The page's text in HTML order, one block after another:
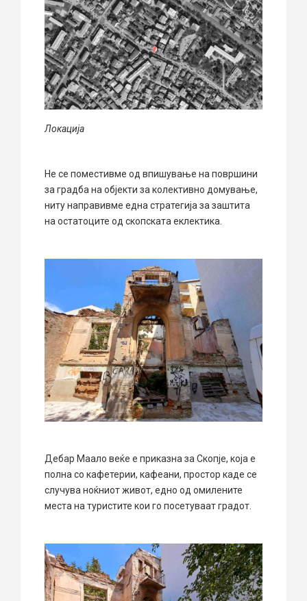
Локација
Не се поместивме од впишување на површини
за градба на објекти за колективно домување,
ниту направивме една стратегија за заштита
на остатоците од скопската еклектика.
Дебар Маало веќе е приказна за Скопје, која е
полна со кафетерии, кафеани, простор каде се
случува ноќниот живот, едно од омилените
места на туристите кои го посетуваат градот.